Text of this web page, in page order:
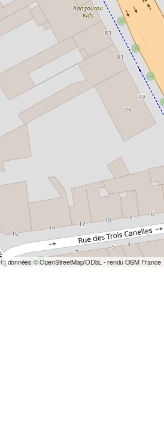
| données © OpenStreetMap/ODbL - rendu OSM France